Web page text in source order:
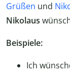
Grüßen und
Nikolaus
Beispiele:
Ich